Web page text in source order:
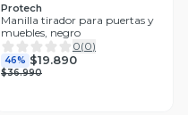
Protech
Manilla tirador para puertas y
muebles, negro
0(0)
46% $19.890
$36.990